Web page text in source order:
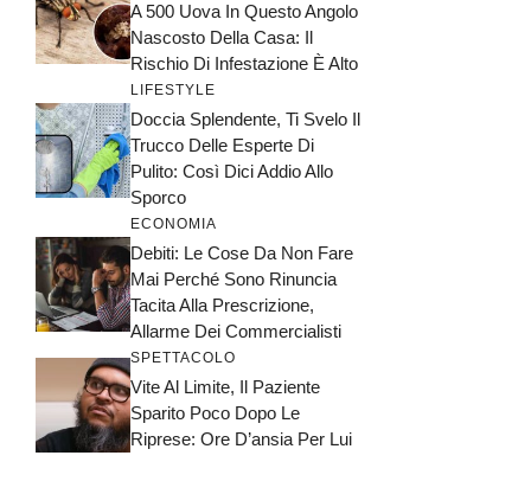
A 500 Uova In Questo Angolo
Nascosto Della Casa: Il
Rischio Di Infestazione È Alto
LIFESTYLE
Doccia Splendente, Ti Svelo Il
Trucco Delle Esperte Di
Pulito: Così Dici Addio Allo
Sporco
ECONOMIA
Debiti: Le Cose Da Non Fare
Mai Perché Sono Rinuncia
Tacita Alla Prescrizione,
Allarme Dei Commercialisti
SPETTACOLO
Vite Al Limite, Il Paziente
Sparito Poco Dopo Le
Riprese: Ore D’ansia Per Lui